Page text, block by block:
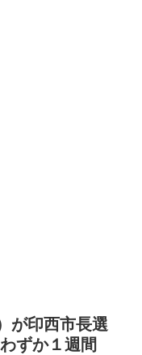
が印西市長選
ずか１週間